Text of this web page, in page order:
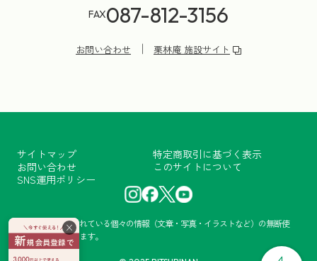
×
FAX087-812-3156
お問い合わせ 栗林庵 施設サイト
サイトマップ
特定商取引に基づく表示
お問い合わせ
このサイトについて
SNS運用ポリシー
当サイトに掲載されている個々の情報（文章・写真・イラストなど）の無断使
用・転載を禁止します。